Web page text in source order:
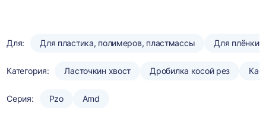
Для: Для пластика, полимеров, пластмассы Для плёнки
Категория: Ласточкин хвост Дробилка косой рез
Серия: Pzo Amd